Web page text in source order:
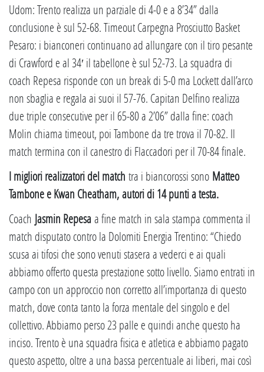
Udom: Trento realizza un parziale di 4-0 e a 8’34” dalla
conclusione è sul 52-68. Timeout Carpegna Prosciutto Basket
Pesaro: i bianconeri continuano ad allungare con il tiro pesante
di Crawford e al 34′ il tabellone è sul 52-73. La squadra di
coach Repesa risponde con un break di 5-0 ma Lockett dall’arco
non sbaglia e regala ai suoi il 57-76. Capitan Delfino realizza
due triple consecutive per il 65-80 a 2’06” dalla fine: coach
Molin chiama timeout, poi Tambone da tre trova il 70-82. Il
match termina con il canestro di Flaccadori per il 70-84 finale.
I migliori realizzatori del match tra i biancorossi sono Matteo
Tambone e Kwan Cheatham, autori di 14 punti a testa.
Coach Jasmin Repesa a fine match in sala stampa commenta il
match disputato contro la Dolomiti Energia Trentino: “Chiedo
scusa ai tifosi che sono venuti stasera a vederci e ai quali
abbiamo offerto questa prestazione sotto livello. Siamo entrati in
campo con un approccio non corretto all’importanza di questo
match, dove conta tanto la forza mentale del singolo e del
collettivo. Abbiamo perso 23 palle e quindi anche questo ha
inciso. Trento è una squadra fisica e atletica e abbiamo pagato
questo aspetto, oltre a una bassa percentuale ai liberi, mai così